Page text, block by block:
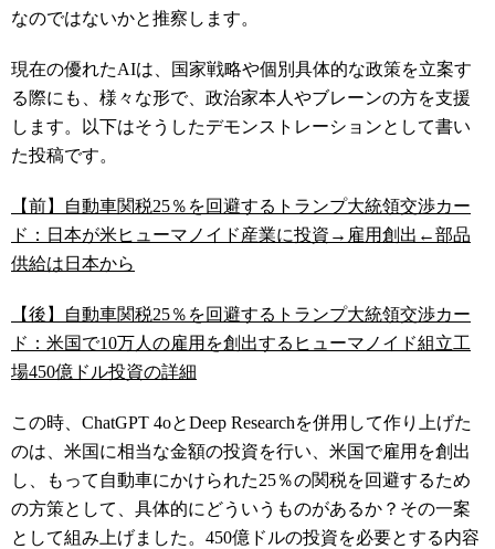
なのではないかと推察します。
現在の優れたAIは、国家戦略や個別具体的な政策を立案す
る際にも、様々な形で、政治家本人やブレーンの方を支援
します。以下はそうしたデモンストレーションとして書い
た投稿です。
【前】自動車関税25％を回避するトランプ大統領交渉カー
ド：日本が米ヒューマノイド産業に投資→雇用創出←部品
供給は日本から
【後】自動車関税25％を回避するトランプ大統領交渉カー
ド：米国で10万人の雇用を創出するヒューマノイド組立工
場450億ドル投資の詳細
この時、ChatGPT 4oとDeep Researchを併用して作り上げた
のは、米国に相当な金額の投資を行い、米国で雇用を創出
し、もって自動車にかけられた25％の関税を回避するため
の方策として、具体的にどういうものがあるか？その一案
として組み上げました。450億ドルの投資を必要とする内容